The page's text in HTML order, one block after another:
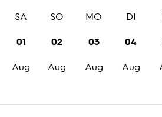
Trailer
Bilder
01
Aug
SA
02
Aug
SO
03
Aug
MO
04
Aug
DI